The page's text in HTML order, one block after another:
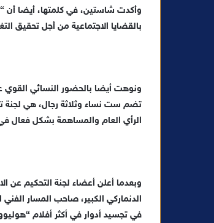
وأكدت شاستين، في كلمتها، أيضا أن
بالقضايا الاجتماعية من أجل تحقيق
ونوهت أيضا بالحضور النسائي القوي
تضم ست نساء وثلاثة رجال، هي لجنة
الرأي العام والمساهمة بشكل فعال
وبعدما أعلن أعضاء لجنة التحكيم عن
الدنماركي الكبير، صاحب المسار
في تجسيد أدوار في أكثر أفلام